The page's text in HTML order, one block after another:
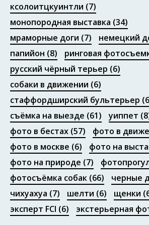
ксолоитцкуинтли (7)
монопородная выставка (34)
мраморные доги (7) немецкий
папийон (8) ринговая
русский чёрный терьер (6)
собаки в движении (6)
стаффордширский бультерьер
съёмка на выезде (61) уиппет
фото в бестах (57) фото в
фото в москве (6) фото на
фото на природе (7)
фотосъёмка собак (66) черные
чихуахуа (7) шелти (6) щенки
эксперт FCI (6) экстерьерная